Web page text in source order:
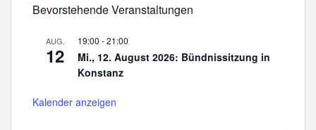
Bevorstehende Veranstaltungen
AUG.
12
19:00 -21:00
Mi., 12. August 2026: Bündnissitzung in
Konstanz
Kalender anzeigen